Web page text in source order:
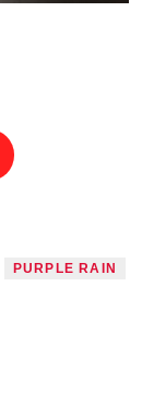
PURPLE RAIN